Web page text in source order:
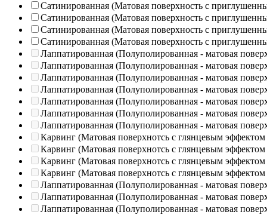
Сатинированная (Матовая поверхность с
Сатинированная (Матовая поверхность с
Сатинированная (Матовая поверхность с
Сатинированная (Матовая поверхность с
Лаппатированная (Полуполированная - матовая
Лаппатированная (Полуполированная - матовая
Лаппатированная (Полуполированная - матовая
Лаппатированная (Полуполированная - матовая
Лаппатированная (Полуполированная - матовая
Лаппатированная (Полуполированная - матовая
Лаппатированная (Полуполированная - матовая
Карвинг (Матовая поверхнотсь с глянцевым эффектом
Карвинг (Матовая поверхнотсь с глянцевым эффектом
Карвинг (Матовая поверхнотсь с глянцевым эффектом
Карвинг (Матовая поверхнотсь с глянцевым эффектом
Лаппатированная (Полуполированная - матовая
Лаппатированная (Полуполированная - матовая
Лаппатированная (Полуполированная - матовая